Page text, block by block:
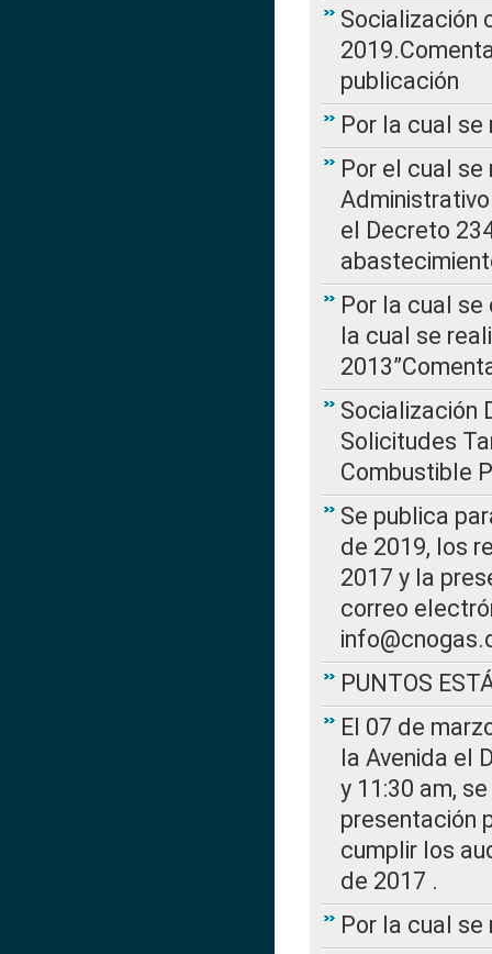
Socialización
publicación
Por la cual se
Por el cual
el Decreto
Por la cual se
la cual se
Socialización
Solicitudes
Combustible
Se publica
de 2019, los
2017 y la
correo
PUNTOS
El 07 de
la Avenida el
y 11:30 am,
presentación
cumplir los
de 2017 .
Por la cual se